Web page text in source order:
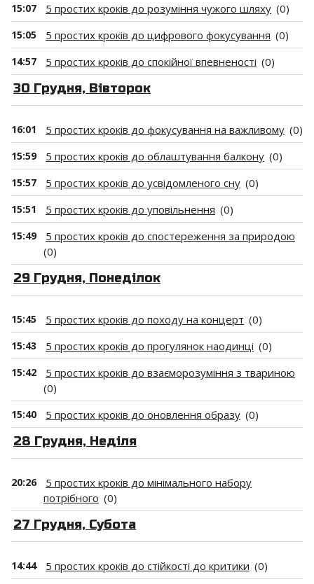
15:07 5 простих кроків до розуміння чужого шляху (0)
15:05 5 простих кроків до цифрового фокусування (0)
14:57 5 простих кроків до спокійної впевненості (0)
30 Грудня, Вівторок
16:01 5 простих кроків до фокусування на важливому (0)
15:59 5 простих кроків до облаштування балкону (0)
15:57 5 простих кроків до усвідомленого сну (0)
15:51 5 простих кроків до уповільнення (0)
15:49
5 простих кроків до спостереження за природою
(0)
29 Грудня, Понеділок
15:45 5 простих кроків до походу на концерт (0)
15:43 5 простих кроків до прогулянок наодинці (0)
15:42
5 простих кроків до взаєморозуміння з твариною
(0)
15:40 5 простих кроків до оновлення образу (0)
28 Грудня, Неділя
20:26
5 простих кроків до мінімального набору
потрібного (0)
27 Грудня, Субота
14:44 5 простих кроків до стійкості до критики (0)